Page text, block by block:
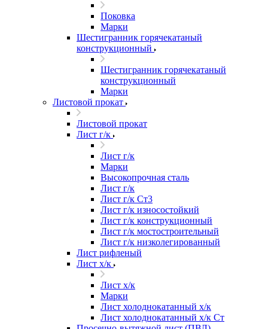
Поковка
Марки
Шестигранник горячекатаный
конструкционный
Шестигранник горячекатаный
конструкционный
Марки
Листовой прокат
Листовой прокат
Лист г/к
Лист г/к
Марки
Высокопрочная сталь
Лист г/к
Лист г/к Ст3
Лист г/к износостойкий
Лист г/к конструкционный
Лист г/к мостостроительный
Лист г/к низколегированный
Лист рифленый
Лист х/к
Лист х/к
Марки
Лист холоднокатанный х/к
Лист холоднокатанный х/к Ст